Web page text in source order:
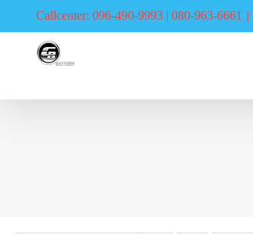
Callcenter: 096-490-9993 | 080-963-6661 |